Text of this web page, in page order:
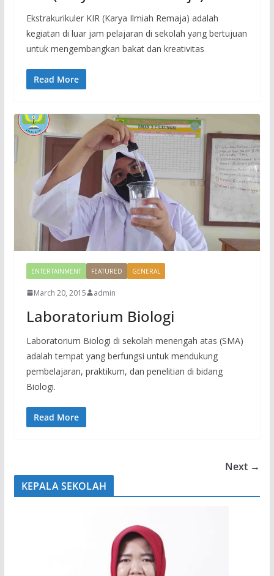
Ekstrakurikuler KIR (Karya Ilmiah Remaja) adalah
kegiatan di luar jam pelajaran di sekolah yang bertujuan
untuk mengembangkan bakat dan kreativitas
Read More
ENTERTAINMENT FEATURED GENERAL
March 20, 2015 admin
Laboratorium Biologi
Laboratorium Biologi di sekolah menengah atas (SMA)
adalah tempat yang berfungsi untuk mendukung
pembelajaran, praktikum, dan penelitian di bidang
Biologi.
Read More
Next →
KEPALA SEKOLAH